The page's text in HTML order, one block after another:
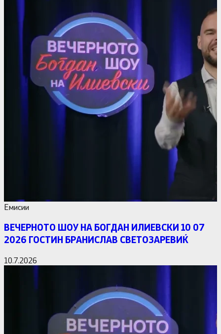
Емисии
ВЕЧЕРНОТО ШОУ НА БОГДАН ИЛИЕВСКИ 10 07
2026 ГОСТИН БРАНИСЛАВ СВЕТОЗАРЕВИЌ
10.7.2026